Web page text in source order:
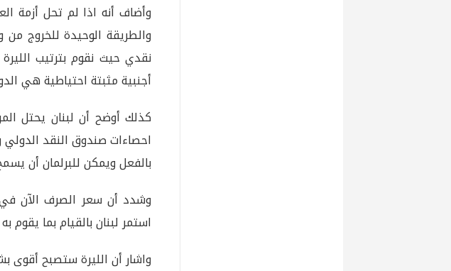
وأضاف أنه اذا لم تحل أزمة
والطريقة الوحيدة للخروج
نقدي حيث نقوم بترتيب
أجنبية مثبتة احتياطية هي
كذلك أوضح أن لبنان يحتل
احصاءات صندوق النقد
بالفعل ويمكن للبرلمان أن
استمر لبنان بالقيام بما يقوم به الآن أي
واشار أن الليرة ستصبح